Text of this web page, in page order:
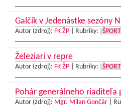
Galčík v Jedenástke sezóny
Autor (zdroj): FK ŽP Rubriky:
Železiari v repre
Autor (zdroj): FK ŽP Rubriky:
Pohár generálneho riaditeľa
Autor (zdroj): Mgr. Milan Gončár